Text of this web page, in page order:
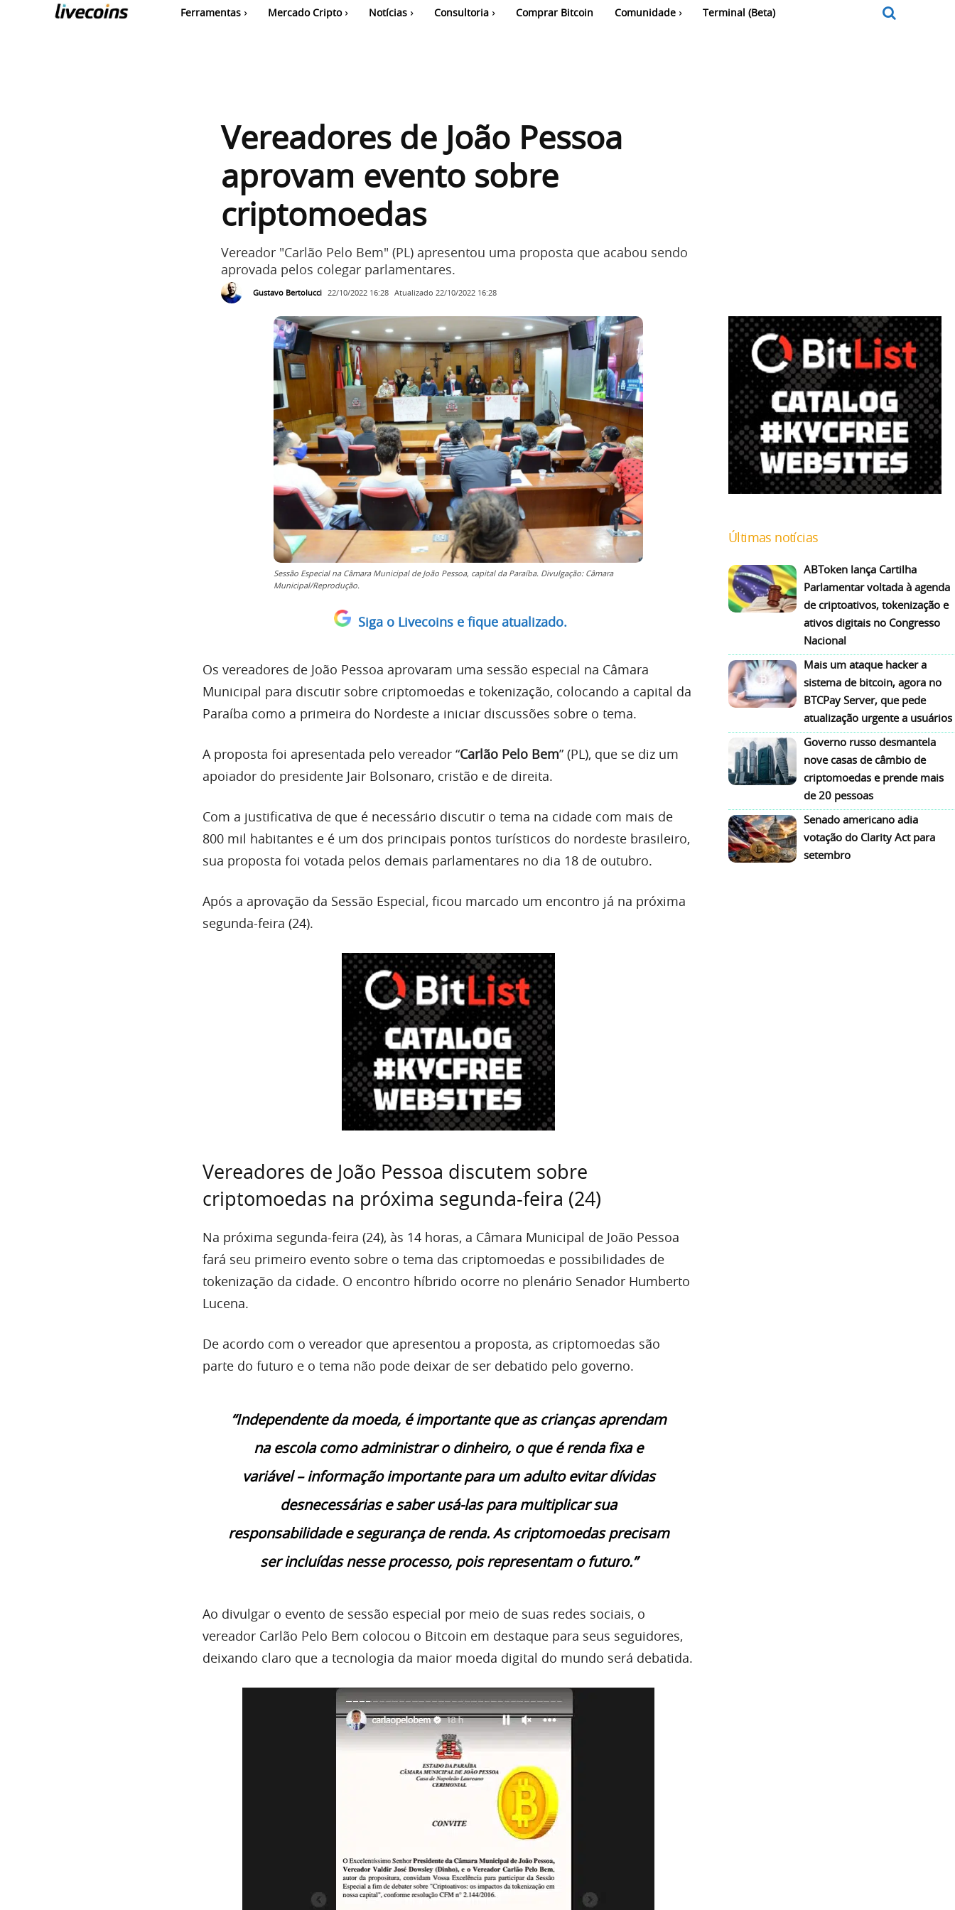
Ferramentas Mercado Cripto Notícias Consultoria Comprar Bitcoin Comunidade Terminal (Beta)
Vereadores de João Pessoa
aprovam evento sobre
criptomoedas
Vereador "Carlão Pelo Bem" (PL) apresentou uma proposta que acabou sendo
aprovada pelos colegar parlamentares.
Gustavo Bertolucci 22/10/2022 16:28 Atualizado 22/10/2022 16:28
Sessão Especial na Câmara Municipal de João Pessoa, capital da Paraíba. Divulgação: Câmara
Municipal/Reprodução.
Siga o Livecoins e fique atualizado.
Os vereadores de João Pessoa aprovaram uma sessão especial na Câmara
Municipal para discutir sobre criptomoedas e tokenização, colocando a capital da
Paraíba como a primeira do Nordeste a iniciar discussões sobre o tema.
A proposta foi apresentada pelo vereador “Carlão Pelo Bem” (PL), que se diz um
apoiador do presidente Jair Bolsonaro, cristão e de direita.
Com a justificativa de que é necessário discutir o tema na cidade com mais de
800 mil habitantes e é um dos principais pontos turísticos do nordeste brasileiro,
sua proposta foi votada pelos demais parlamentares no dia 18 de outubro.
Após a aprovação da Sessão Especial, ficou marcado um encontro já na próxima
segunda-feira (24).
Vereadores de João Pessoa discutem sobre
criptomoedas na próxima segunda-feira (24)
Na próxima segunda-feira (24), às 14 horas, a Câmara Municipal de João Pessoa
fará seu primeiro evento sobre o tema das criptomoedas e possibilidades de
tokenização da cidade. O encontro híbrido ocorre no plenário Senador Humberto
Lucena.
De acordo com o vereador que apresentou a proposta, as criptomoedas são
parte do futuro e o tema não pode deixar de ser debatido pelo governo.
“Independente da moeda, é importante que as crianças aprendam
na escola como administrar o dinheiro, o que é renda fixa e
variável – informação importante para um adulto evitar dívidas
desnecessárias e saber usá-las para multiplicar sua
responsabilidade e segurança de renda. As criptomoedas precisam
ser incluídas nesse processo, pois representam o futuro.”
Ao divulgar o evento de sessão especial por meio de suas redes sociais, o
vereador Carlão Pelo Bem colocou o Bitcoin em destaque para seus seguidores,
deixando claro que a tecnologia da maior moeda digital do mundo será debatida.
Últimas notícias
ABToken lança Cartilha
Parlamentar voltada à agenda
de criptoativos, tokenização e
ativos digitais no Congresso
Nacional
Mais um ataque hacker a
sistema de bitcoin, agora no
BTCPay Server, que pede
atualização urgente a usuários
Governo russo desmantela
nove casas de câmbio de
criptomoedas e prende mais
de 20 pessoas
Senado americano adia
votação do Clarity Act para
setembro